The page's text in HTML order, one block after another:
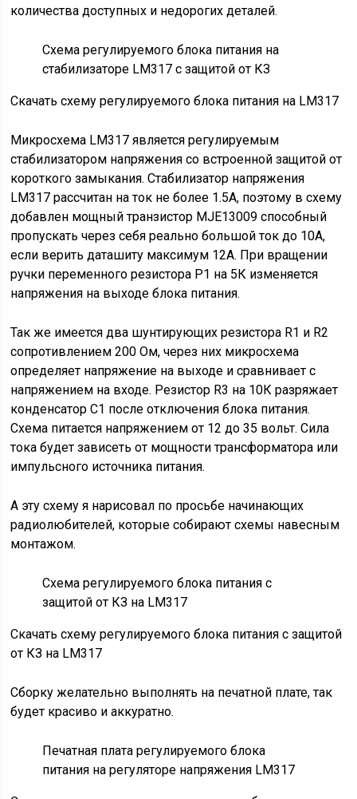
количества доступных и недорогих деталей.
Схема регулируемого блока питания на
стабилизаторе LM317 с защитой от КЗ
Скачать схему регулируемого блока питания на LM317
Микросхема LM317 является регулируемым
стабилизатором напряжения со встроенной защитой от
короткого замыкания. Стабилизатор напряжения
LM317 рассчитан на ток не более 1.5А, поэтому в схему
добавлен мощный транзистор MJE13009 способный
пропускать через себя реально большой ток до 10А,
если верить даташиту максимум 12А. При вращении
ручки переменного резистора Р1 на 5К изменяется
напряжения на выходе блока питания.
Так же имеется два шунтирующих резистора R1 и R2
сопротивлением 200 Ом, через них микросхема
определяет напряжение на выходе и сравнивает с
напряжением на входе. Резистор R3 на 10К разряжает
конденсатор С1 после отключения блока питания.
Схема питается напряжением от 12 до 35 вольт. Сила
тока будет зависеть от мощности трансформатора или
импульсного источника питания.
А эту схему я нарисовал по просьбе начинающих
радиолюбителей, которые собирают схемы навесным
монтажом.
Схема регулируемого блока питания с
защитой от КЗ на LM317
Скачать схему регулируемого блока питания с защитой
от КЗ на LM317
Сборку желательно выполнять на печатной плате, так
будет красиво и аккуратно.
Печатная плата регулируемого блока
питания на регуляторе напряжения LM317